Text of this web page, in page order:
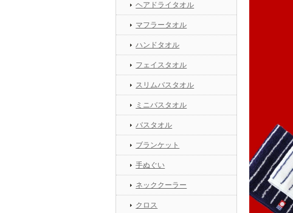
ヘアドライタオル
マフラータオル
ハンドタオル
フェイスタオル
スリムバスタオル
ミニバスタオル
バスタオル
ブランケット
手ぬぐい
ネッククーラー
クロス